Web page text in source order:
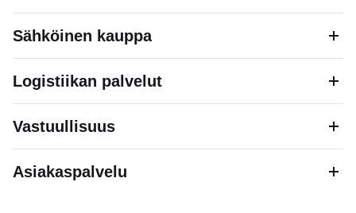
Sähköinen kauppa
Logistiikan palvelut
Vastuullisuus
Asiakaspalvelu